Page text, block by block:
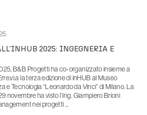
2025: INGEGNERIA E
B&B Progetti ha co-organizzato insieme a
la terza edizione di inHUB al Museo
e Tecnologia “Leonardo da Vinci” di Milano. La
novembre ha visto l’Ing. Giampiero Brioni
nei progetti ...